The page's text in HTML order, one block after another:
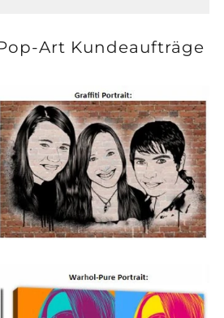
Art Kundeaufträge